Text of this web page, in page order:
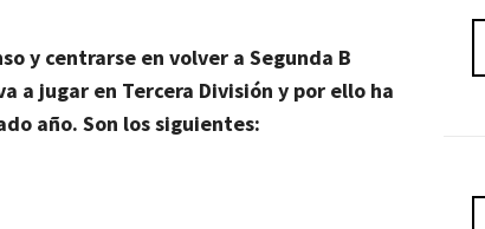
y centrarse en volver a Segunda B
a jugar en Tercera División y por ello ha
año. Son los siguientes: